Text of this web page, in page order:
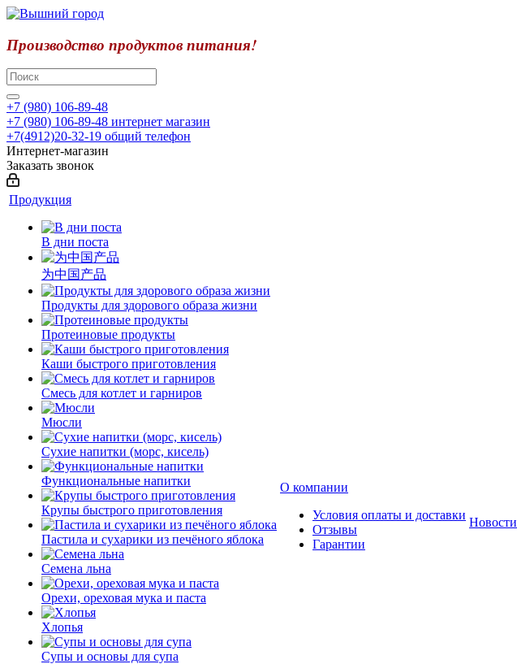
Производство продуктов питания!
+7 (980) 106-89-48
+7 (980) 106-89-48 интернет магазин
+7(4912)20-32-19 общий телефон
Интернет-магазин
Заказать звонок
Продукция
В дни поста
为中国产品
Продукты для здорового образа жизни
Протеиновые продукты
Каши быстрого приготовления
Смесь для котлет и гарниров
Мюсли
Сухие напитки (морс, кисель)
Функциональные напитки
Крупы быстрого приготовления
Пастила и сухарики из печёного яблока
Семена льна
Орехи, ореховая мука и паста
Хлопья
Супы и основы для супа
О компании
Условия оплаты и доставки
Отзывы
Гарантии
Новости